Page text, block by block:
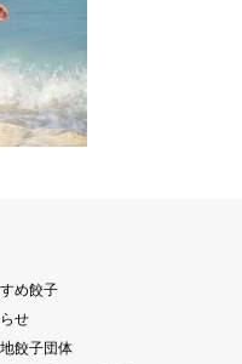
め餃子
せ
餃子団体